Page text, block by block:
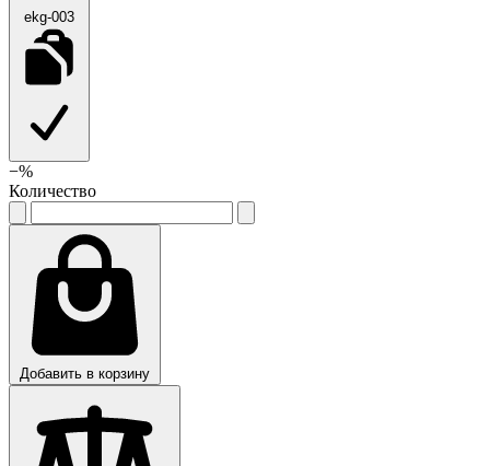
ekg-003
−%
Количество
Добавить в корзину